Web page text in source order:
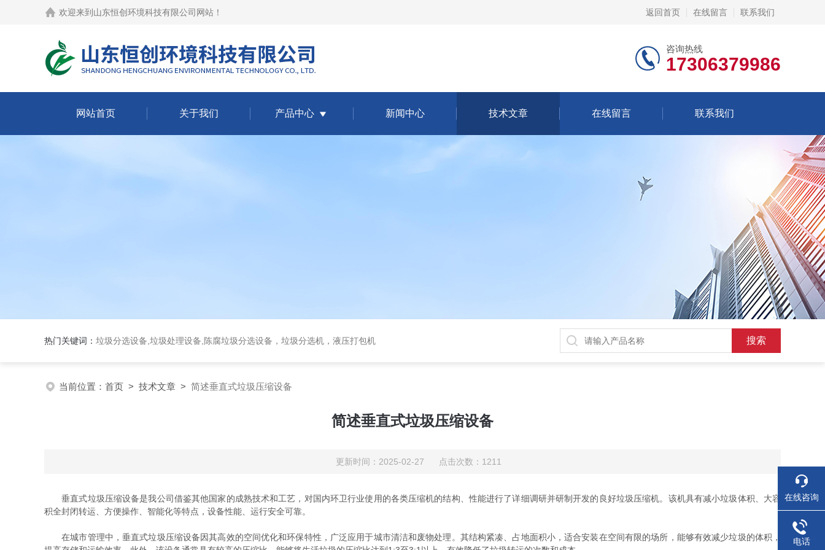
欢迎来到 山东恒创环境科技有限公司网站 ！ 返回首页 在线留言 联系我们
咨询热线
17306379986
网站首页 关于我们 产品中心 新闻中心 技术文章 在线留言 联系我们
热门关键词： 垃圾分选设备,垃圾处理设备,陈腐垃圾分选设备，垃圾分选机，液压打包机
当前位置： 首页 > 技术文章 > 简述垂直式垃圾压缩设备
简述垂直式垃圾压缩设备
更新时间：2025-02-27 点击次数：1211
垂直式垃圾压缩设备是我公司借鉴其他国家的成熟技术和工艺，对国内环卫行业使用的各类压缩机的结构、性能进行了详细调研并研制开发的良好垃圾压缩机。该机具有减小垃圾体积、大容
积全封闭转运、方便操作、智能化等特点，设备性能、运行安全可靠。
在城市管理中，垂直式垃圾压缩设备因其高效的空间优化和环保特性，广泛应用于城市清洁和废物处理。其结构紧凑、占地面积小，适合安装在空间有限的场所，能够有效减少垃圾的体积，
在线咨询
电话